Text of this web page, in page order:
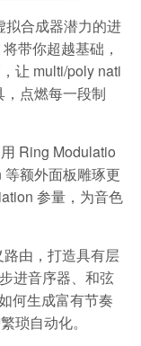
拟合成器潜力的进
带你超越基础，
让 multi/poly nati
点燃每一段制
Ring Modulatio
额外面板雕琢更
参量，为音色
由，打造具有层
进音序器、和弦
何生成富有节奏
琐自动化。